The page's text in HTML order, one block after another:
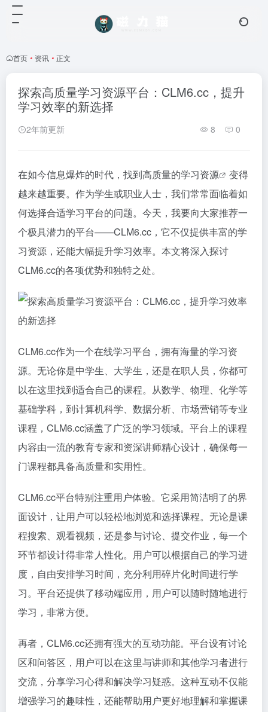
首页 • 资讯 • 正文
探索高质量学习资源平台：CLM6.cc，提升
学习效率的新选择
2年前更新 8 0
在如今信息爆炸的时代，找到高质量的学习资源
变得
越来越重要。作为学生或职业人士，我们常常面临着如
何选择合适学习平台的问题。今天，我要向大家推荐一
个极具潜力的平台——CLM6.cc，它不仅提供丰富的学
习资源，还能大幅提升学习效率。本文将深入探讨
CLM6.cc的各项优势和独特之处。
CLM6.cc作为一个在线学习平台，拥有海量的学习资
源。无论你是中学生、大学生，还是在职人员，你都可
以在这里找到适合自己的课程。从数学、物理、化学等
基础学科，到计算机科学、数据分析、市场营销等专业
课程，CLM6.cc涵盖了广泛的学习领域。平台上的课程
内容由一流的教育专家和资深讲师精心设计，确保每一
门课程都具备高质量和实用性。
CLM6.cc平台特别注重用户体验。它采用简洁明了的界
面设计，让用户可以轻松地浏览和选择课程。无论是课
程搜索、观看视频，还是参与讨论、提交作业，每一个
环节都设计得非常人性化。用户可以根据自己的学习进
度，自由安排学习时间，充分利用碎片化时间进行学
习。平台还提供了移动端应用，用户可以随时随地进行
学习，非常方便。
再者，CLM6.cc还拥有强大的互动功能。平台设有讨论
区和问答区，用户可以在这里与讲师和其他学习者进行
交流，分享学习心得和解决学习疑惑。这种互动不仅能
增强学习的趣味性，还能帮助用户更好地理解和掌握课